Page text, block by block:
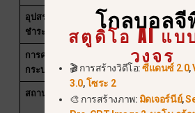
อุปสรรคด้านการ
ชำระเงิน
ข้อกำหนดบัตรที่ซับ
ซ้อน
การครอบคลุมของ
กระบวนการทำงาน
วิดีโอเท่านั้น
สถานะการให้บริการ 410 ไม่พบ / ปิดระบบ
โกลบอลจี
สตูดิโอ AI แบ
วงจร
🎬 การสร้างวิดีโอ:ซีแดนซ์ 2.0,
3.0,โซระ 2
🎨 การสร้างภาพ: มิดเจอร์นีย์,